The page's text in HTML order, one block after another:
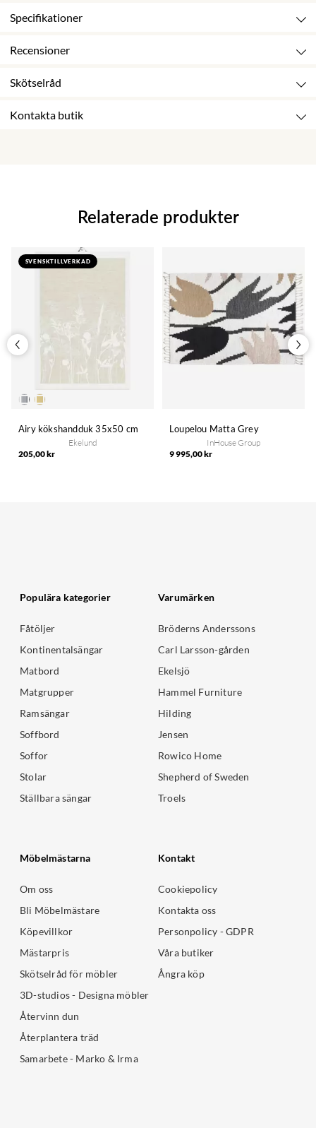
Specifikationer
Recensioner
Skötselråd
Kontakta butik
Relaterade produkter
SVENSKTILLVERKAD
Airy kökshandduk 35x50 cm
Ekelund
205,00 kr
Loupelou Matta Grey
InHouse Group
9 995,00 kr
Populära kategorier
Fåtöljer
Kontinentalsängar
Matbord
Matgrupper
Ramsängar
Soffbord
Soffor
Stolar
Ställbara sängar
Varumärken
Bröderns Anderssons
Carl Larsson-gården
Ekelsjö
Hammel Furniture
Hilding
Jensen
Rowico Home
Shepherd of Sweden
Troels
Möbelmästarna
Om oss
Bli Möbelmästare
Köpevillkor
Mästarpris
Skötselråd för möbler
3D-studios - Designa möbler
Återvinn dun
Återplantera träd
Samarbete - Marko & Irma
Kontakt
Cookiepolicy
Kontakta oss
Personpolicy - GDPR
Våra butiker
Ångra köp